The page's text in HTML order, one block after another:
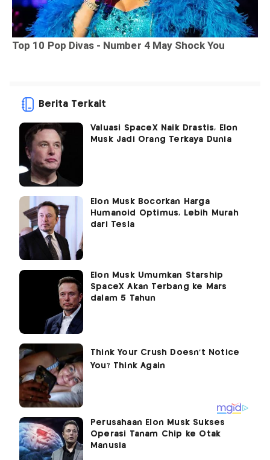
Berita Terkait
Valuasi SpaceX Naik Drastis, Elon
Musk Jadi Orang Terkaya Dunia
Elon Musk Bocorkan Harga
Humanoid Optimus, Lebih Murah
dari Tesla
Elon Musk Umumkan Starship
SpaceX Akan Terbang ke Mars
dalam 5 Tahun
Perusahaan Elon Musk Sukses
Operasi Tanam Chip ke Otak
Manusia